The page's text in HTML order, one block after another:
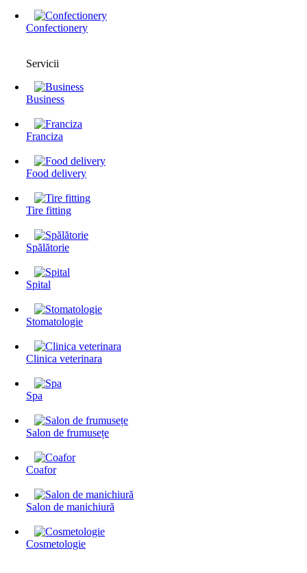
Confectionery
Servicii
Business
Franciza
Food delivery
Tire fitting
Spălătorie
Spital
Stomatologie
Clinica veterinara
Spa
Salon de frumusețe
Coafor
Salon de manichiură
Cosmetologie